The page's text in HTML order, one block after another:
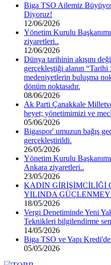
Biga TSO Ailemiz
Diyoruz!
12/06/2026
Yönetim Kurulu
ziyaretleri..
12/06/2026
Dünya tarihinin akışını
gerçekleştiği alanın
medeniyetlerin buluşma
dönüm noktasıdır.
08/06/2026
Ak Parti Çanakkale
heyet; yönetimimizi ve
05/06/2026
Bigaspor' umuzun bağış
gerçekleştirildi.
26/05/2026
Yönetim Kurulu
Ankara ziyaretleri..
23/05/2026
KADIN GİRİŞİMCİLİĞİ
YILINDA
18/05/2026
Vergi Denetiminde Yeni
Teknikleri bilgilendirme
14/05/2026
Biga TSO ve Yapı
05/05/2026